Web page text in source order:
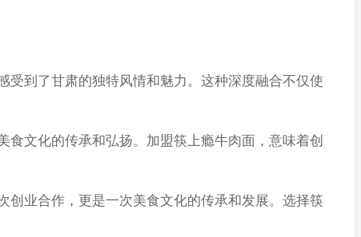
到了甘肃的独特风情和魅力。这种深度融合不仅使
文化的传承和弘扬。加盟筷上瘾牛肉面，意味着创
业合作，更是一次美食文化的传承和发展。选择筷